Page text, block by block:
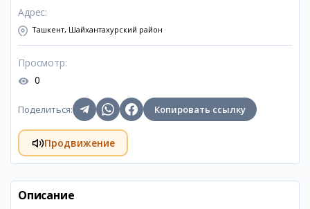
Адрес:
Ташкент, Шайхантахурский район
Просмотр:
0
Поделиться: Копировать ссылку
Продвижение
Описание